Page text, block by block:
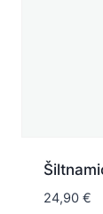
24,90 €